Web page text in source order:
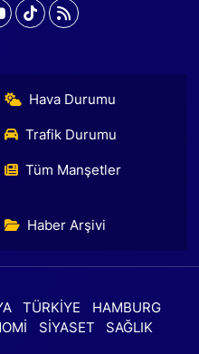
Hava Durumu
Trafik Durumu
Tüm Manşetler
Haber Arşivi
TÜRKİYE
HAMBURG
SİYASET SAĞLIK